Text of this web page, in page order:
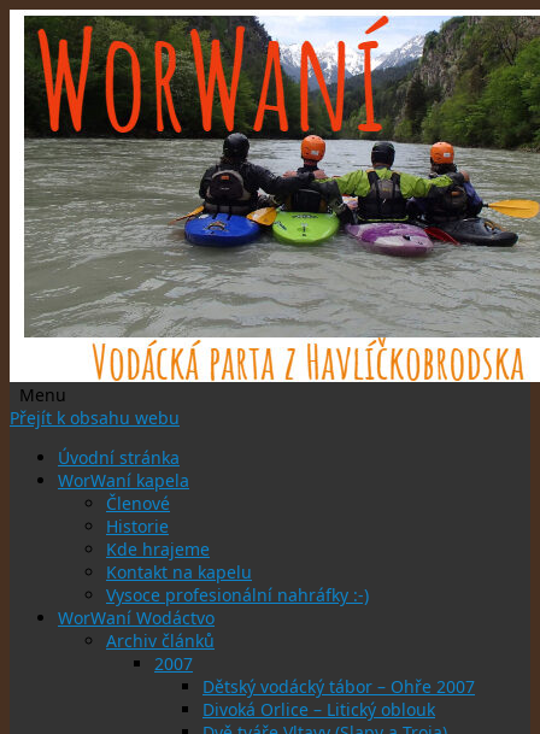
Menu
Přejít k obsahu webu
Úvodní stránka
WorWaní kapela
Členové
Historie
Kde hrajeme
Kontakt na kapelu
Vysoce profesionální nahráfky :-)
WorWaní Wodáctvo
Archiv článků
2007
Dětský vodácký tábor – Ohře 2007
Divoká Orlice – Litický oblouk